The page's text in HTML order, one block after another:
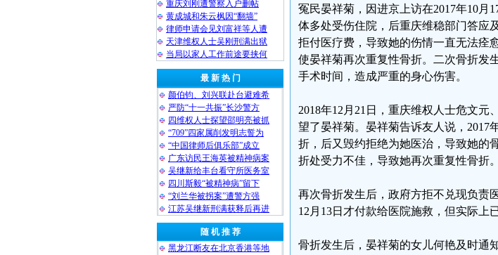
重庆刘刚遭警察入户删帖
黄成城和朱云枫因“翻墙”
律师申请会见刘富祥等人遭
天津维权人士吴刚刑满出狱
当局以家人工作前途要挟何
最 新 热 门
颜伯钧、刘兴联赴台避难希
严防“十一共振”长沙警方
四维权人士探望邵明亮被抓
“709”四家属削发明志誓为
“中国律师后俱乐部”成立
广东访民王海英被精神病案
吴继新给丰台看守所医务室
四川斯毅“被精神病”留下
“刘兰华被拐案”遭警方强
江苏吴继新刑满获释后再进
随 机 推 荐
黑龙江断友在北京香港等地
冤民晏祥菊，因进京上访在2017年10月
体多处受伤住院，后重庆维稳部门答应
拒付医疗费，导致她的伤情一直无法痊
使晏祥菊再次重复性骨折。二次骨折发
手术时间，造成严重的身心伤害。
2018年12月21日，重庆维权人士危文
望了晏祥菊。晏祥菊告诉友人说，2017
折，后又毁约拒绝为她医治，导致她的
折处受力不佳，导致她再次重复性骨折。
再次骨折发生后，政府方拒不兑现负责
12月13日才付款给医院施救，但实际上
骨折发生后，晏祥菊的女儿何艳及时通